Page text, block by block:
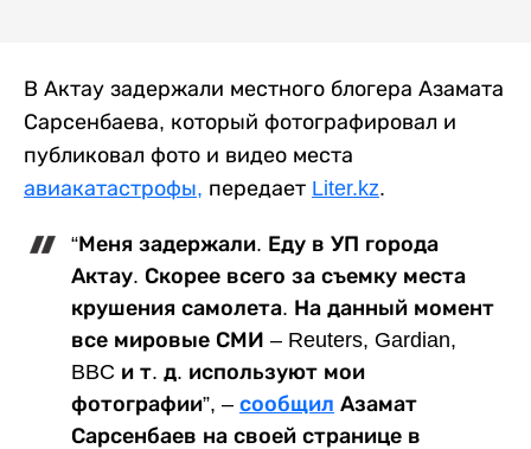
В Актау задержали местного блогера Азамата
Сарсенбаева, который фотографировал и
публиковал фото и видео места
авиакатастрофы, передает Liter.kz.
“Меня задержали. Еду в УП города
Актау. Скорее всего за съемку места
крушения самолета. На данный момент
все мировые СМИ – Reuters, Gardian,
BBC и т. д. используют мои
фотографии”, – сообщил Азамат
Сарсенбаев на своей странице в